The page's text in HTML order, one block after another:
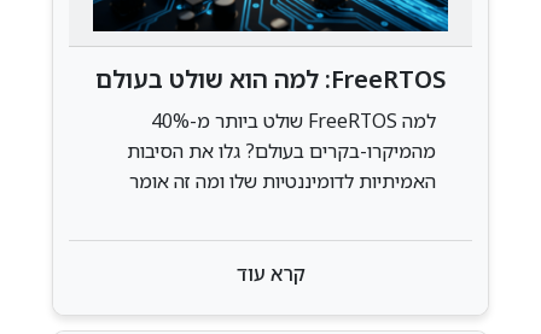
FreeRTOS: למה הוא שולט בעולם
ה-Embedded ומה זה אומר עליכם
למה FreeRTOS שולט ביותר מ-40%
מהמיקרו-בקרים בעולם? גלו את הסיבות
האמיתיות לדומיננטיות שלו ומה זה אומר
קרא עוד